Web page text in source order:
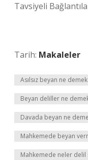
Tavsiyeli
Tarih: Makaleler
Asılsız beyan ne demek
Beyan deliller ne
Davada beyan ne
Mahkemede beyan
Mahkemede neler delil